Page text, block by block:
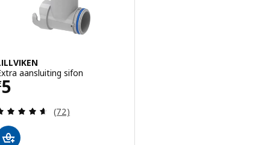
aansluiting sifon
5 € 5
Beoordeling: 4.6 van 5 sterren. Totaal
(72)